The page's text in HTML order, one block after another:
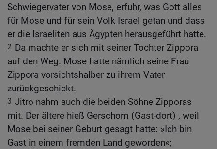
Schwiegervater von Mose, erfuhr, was Gott alles
für Mose und für sein Volk Israel getan und dass
er die Israeliten aus Ägypten herausgeführt hatte.
2 Da machte er sich mit seiner Tochter Zippora
auf den Weg. Mose hatte nämlich seine Frau
Zippora vorsichtshalber zu ihrem Vater
zurückgeschickt.
3 Jitro nahm auch die beiden Söhne Zipporas
mit. Der ältere hieß Gerschom (Gast-dort) , weil
Mose bei seiner Geburt gesagt hatte: »Ich bin
Gast in einem fremden Land geworden«;